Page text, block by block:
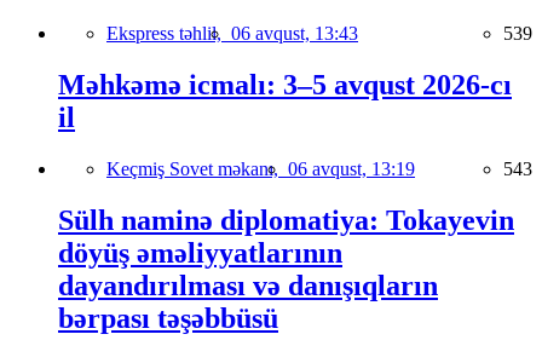
Ekspress təhlil, 06 avqust, 13:43 539
Məhkəmə icmalı: 3–5 avqust 2026-cı
il
Keçmiş Sovet məkanı, 06 avqust, 13:19 543
Sülh naminə diplomatiya: Tokayevin
döyüş əməliyyatlarının
dayandırılması və danışıqların
bərpası təşəbbüsü